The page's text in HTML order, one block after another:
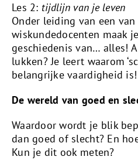
Les 2: tijdlijn van je leven
Onder leiding van een van
wiskundedocenten maak
geschiedenis van… alles!
lukken? Je leert waarom
belangrijke vaardigheid is!
De wereld van goed en
Waardoor wordt je blik
dan goed of slecht? En
Kun je dit ook meten?